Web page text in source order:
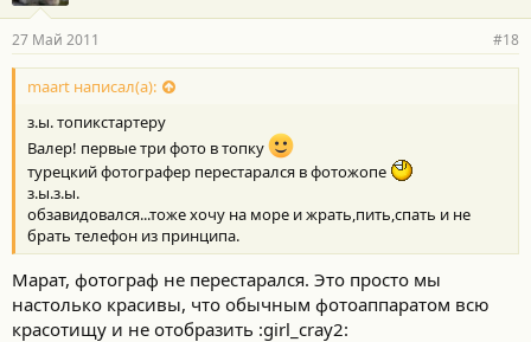
27 Май 2011 #18
maart написал(а):
з.ы. топикстартеру
Валер! первые три фото в топку
турецкий фотографер перестарался в фотожопе
з.ы.з.ы.
обзавидовался...тоже хочу на море и жрать,пить,спать и не
брать телефон из принципа.
Марат, фотограф не перестарался. Это просто мы
настолько красивы, что обычным фотоаппаратом всю
красотищу и не отобразить :girl_cray2: